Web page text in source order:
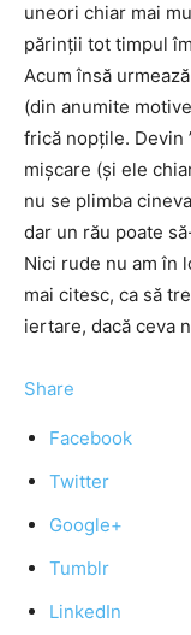
uneori chiar mai
părinții tot timpul
Acum însă
(din anumite
frică nopțile. Devin
mișcare (şi ele
nu se plimba
dar un rău poate
Nici rude nu am în
mai citesc, ca să
iertare, dacă ceva
Share
Facebook
Twitter
Google+
Tumblr
LinkedIn